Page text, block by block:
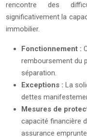
rencontre des
significativement la
immobilier.
Fonctionnement :
remboursement du
séparation.
Exceptions : La
dettes
Mesures de
capacité financière
assurance